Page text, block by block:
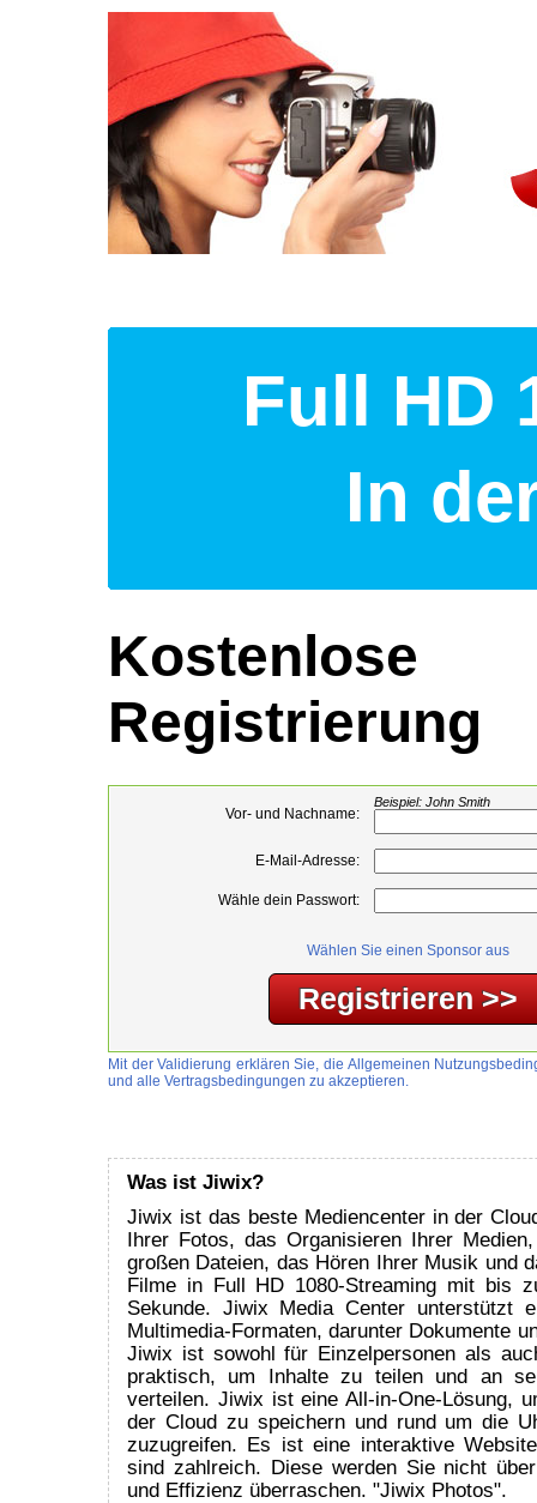
Full HD
In
Kostenlose
Registrierung
Vor- und Nachname:
Beispiel: John Smith
E-Mail-Adresse:
Wähle dein Passwort:
Wählen Sie einen Sponsor aus
Mit der Validierung erklären Sie, die Allgemeinen
und alle Vertragsbedingungen zu akzeptieren.
Was ist Jiwix?
Jiwix ist das beste Mediencenter in der
Ihrer Fotos, das Organisieren Ihrer
großen Dateien, das Hören Ihrer Musik und
Filme in Full HD 1080-Streaming mit bis
Sekunde. Jiwix Media Center unterstützt
Multimedia-Formaten, darunter Dokumente
Jiwix ist sowohl für Einzelpersonen als
praktisch, um Inhalte zu teilen und an
verteilen. Jiwix ist eine All-in-One-Lösung,
der Cloud zu speichern und rund um die
zuzugreifen. Es ist eine interaktive
sind zahlreich. Diese werden Sie nicht
und Effizienz überraschen. "Jiwix Photos".